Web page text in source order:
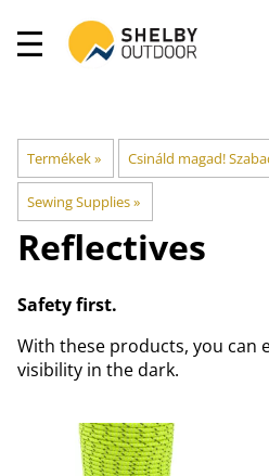
Termékek‪» Csináld magad!
Sewing Supplies‪»
Reflectives
Safety first.
With these products, you can
visibility in the dark.